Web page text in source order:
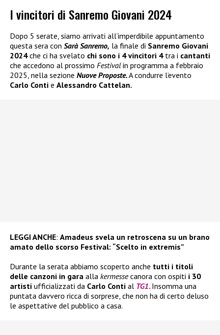
I vincitori di Sanremo Giovani 2024
Dopo 5 serate, siamo arrivati all’imperdibile appuntamento
questa sera con Sarà Sanremo, la finale di Sanremo Giovani
2024che ci ha svelato chi sono i 4 vincitori 4 tra i cantanti
che accedono al prossimo Festival in programma a febbraio
2025, nella sezione Nuove Proposte.A condurre l’evento
Carlo Conti e Alessandro Cattelan.
LEGGI ANCHE: Amadeus svela un retroscena su un brano
amato dello scorso Festival: “Scelto in extremis”
Durante la serata abbiamo scoperto anche tutti i titoli
delle canzoni in gara alla kermessecanora con ospiti i 30
artisti ufficializzati da Carlo Conti al TG1. Insomma una
puntata davvero ricca di sorprese, che non ha di certo deluso
le aspettative del pubblico a casa.